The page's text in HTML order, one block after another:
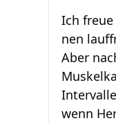
Ich
nen
Aber
wenn